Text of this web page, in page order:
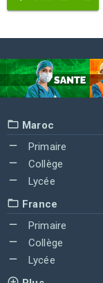
Maroc
Primaire
Collège
Lycée
France
Primaire
Collège
Lycée